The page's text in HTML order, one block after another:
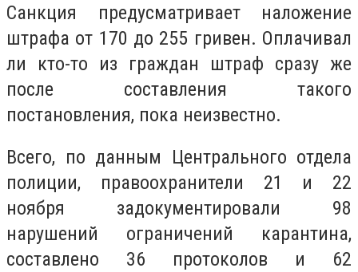
Санкция предусматривает наложение
штрафа от 170 до 255 гривен. Оплачивал
ли кто-то из граждан штраф сразу же
после составления такого
постановления, пока неизвестно.
Всего, по данным Центрального отдела
полиции, правоохранители 21 и 22
ноября задокументировали 98
нарушений ограничений карантина,
составлено 36 протоколов и 62